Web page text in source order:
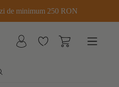
de minimum 250 RON